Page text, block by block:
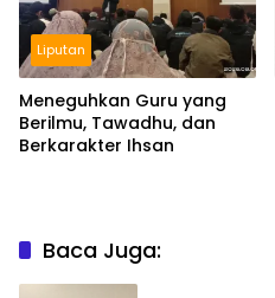
Liputan
Meneguhkan Guru yang
Berilmu, Tawadhu, dan
Berkarakter Ihsan
Baca Juga: